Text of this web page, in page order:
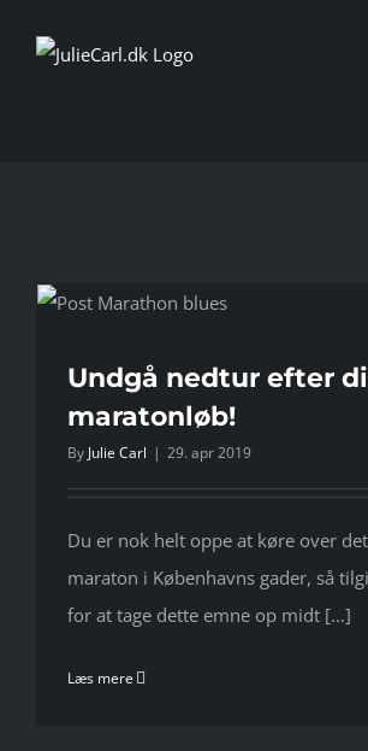
Undgå nedtur efter
maratonløb!
By Julie Carl | 29. apr 2019
Du er nok helt oppe at køre over
maraton i Københavns gader, så
for at tage dette emne op midt [...]
Læs mere